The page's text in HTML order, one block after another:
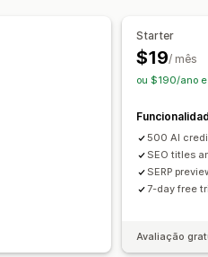
Análise de dados
Starter
$19/ mês
ou $190/ano e
500 AI
SEO titles
SERP
7-day free
Avaliação